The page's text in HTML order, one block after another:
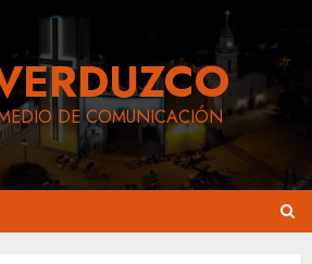
DE COMUNICACIÓN